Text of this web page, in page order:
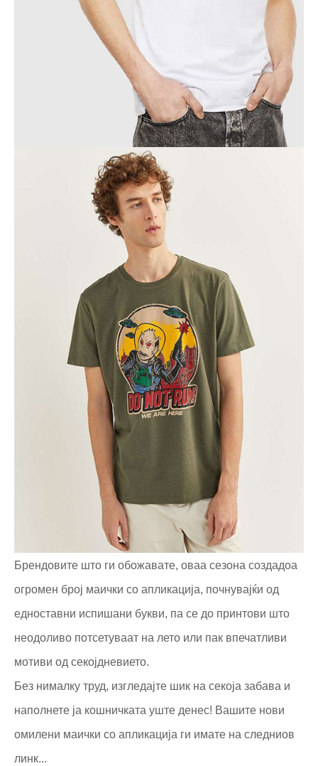
Брендовите што ги обожавате, оваа сезона создадоа
огромен број маички со апликација, почнувајќи од
едноставни испишани букви, па се до принтови што
неодоливо потсетуваат на лето или пак впечатливи
мотиви од секојдневието.
Без нималку труд, изгледајте шик на секоја забава и
наполнете ја кошничката уште денес! Вашите нови
омилени маички со апликација ги имате на следниов
линк...